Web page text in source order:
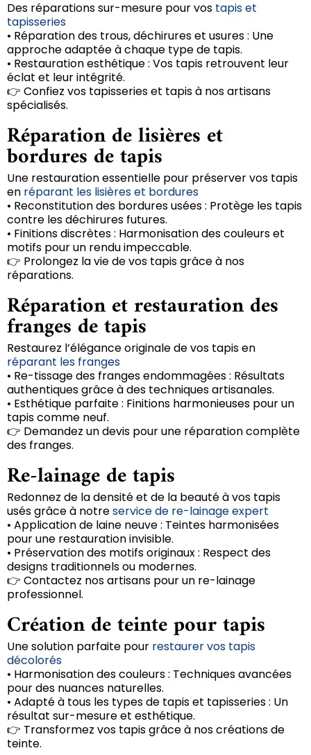
Des réparations sur-mesure pour vos tapis et
tapisseries
• Réparation des trous, déchirures et usures : Une
approche adaptée à chaque type de tapis.
• Restauration esthétique : Vos tapis retrouvent leur
éclat et leur intégrité.
👉 Confiez vos tapisseries et tapis à nos artisans
spécialisés.
Réparation de lisières et
bordures de tapis
Une restauration essentielle pour préserver vos tapis
en réparant les lisières et bordures
• Reconstitution des bordures usées : Protège les tapis
contre les déchirures futures.
• Finitions discrètes : Harmonisation des couleurs et
motifs pour un rendu impeccable.
👉 Prolongez la vie de vos tapis grâce à nos
réparations.
Réparation et restauration des
franges de tapis
Restaurez l’élégance originale de vos tapis en
réparant les franges
• Re-tissage des franges endommagées : Résultats
authentiques grâce à des techniques artisanales.
• Esthétique parfaite : Finitions harmonieuses pour un
tapis comme neuf.
👉 Demandez un devis pour une réparation complète
des franges.
Re-lainage de tapis
Redonnez de la densité et de la beauté à vos tapis
usés grâce à notreservice de re-lainage expert
• Application de laine neuve : Teintes harmonisées
pour une restauration invisible.
• Préservation des motifs originaux : Respect des
designs traditionnels ou modernes.
👉 Contactez nos artisans pour un re-lainage
professionnel.
Création de teinte pour tapis
Une solution parfaite pour restaurer vos tapis
décolorés
• Harmonisation des couleurs : Techniques avancées
pour des nuances naturelles.
• Adapté à tous les types de tapis et tapisseries : Un
résultat sur-mesure et esthétique.
👉 Transformez vos tapis grâce à nos créations de
teinte.